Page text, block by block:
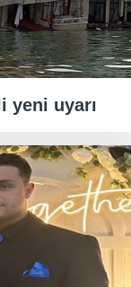
yeni uyarı